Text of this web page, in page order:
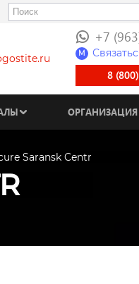
+7
M
8
Saransk Centr